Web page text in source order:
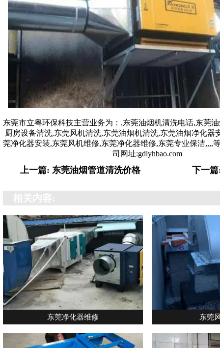
东莞市立粤环保科技主营业务为： ,东莞油烟机清洗电话,东莞
厨房设备清洗,东莞风机清洗,东莞油烟机清洗,东莞油烟净化器
莞净化器安装,东莞风机维修,东莞净化器维修,东莞专业保洁,,,,
司网址:gdlyhbao.com
上一篇: 东莞油烟管道清洗价格 下一
相关内容:
东莞净化器维修 东莞